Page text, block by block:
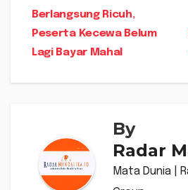
pos
Berlangsung Ricuh,
Peserta Kecewa Belum
Lagi Bayar Mahal
By
Radar
Mata Dunia |